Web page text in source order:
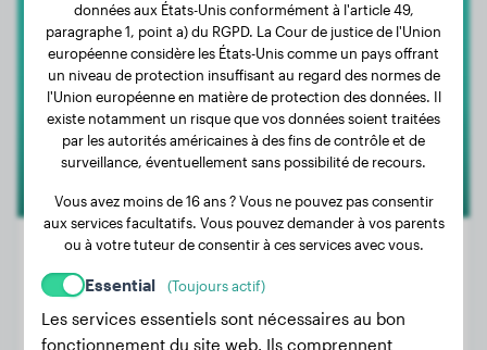
Falco
Poids:
Âge:
3 ans, 11 mois
données aux États-Unis conformément à l'article 49,
paragraphe 1, point a) du RGPD. La Cour de justice de l'Union
européenne considère les États-Unis comme un pays offrant
un niveau de protection insuffisant au regard des normes de
l'Union européenne en matière de protection des données. Il
existe notamment un risque que vos données soient traitées
par les autorités américaines à des fins de contrôle et de
surveillance, éventuellement sans possibilité de recours.
Vous avez moins de 16 ans ? Vous ne pouvez pas consentir
aux services facultatifs. Vous pouvez demander à vos parents
ou à votre tuteur de consentir à ces services avec vous.
Essential (Toujours actif)
Les services essentiels sont nécessaires au bon
fonctionnement du site web. Ils comprennent